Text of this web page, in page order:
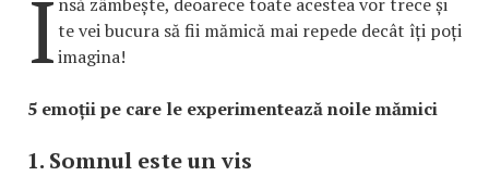
Îte vei bucura să fii mămică mai repede decât îți poți
imagina!
5 emoții pe care le experimentează noile mămici
1. Somnul este un vis